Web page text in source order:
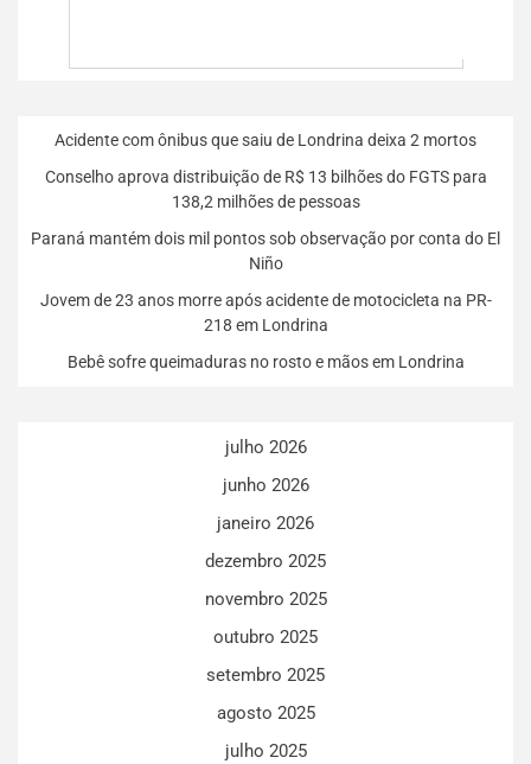
Acidente com ônibus que saiu de Londrina deixa 2 mortos
Conselho aprova distribuição de R$ 13 bilhões do FGTS para
138,2 milhões de pessoas
Paraná mantém dois mil pontos sob observação por conta do El
Niño
Jovem de 23 anos morre após acidente de motocicleta na PR-
218 em Londrina
Bebê sofre queimaduras no rosto e mãos em Londrina
julho 2026
junho 2026
janeiro 2026
dezembro 2025
novembro 2025
outubro 2025
setembro 2025
agosto 2025
julho 2025